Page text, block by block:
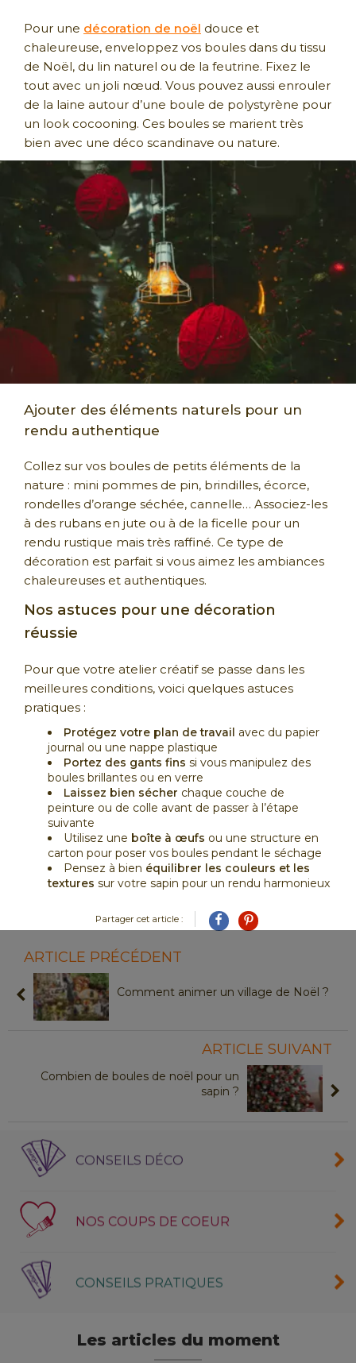
Pour une décoration de noël douce et
chaleureuse, enveloppez vos boules dans du tissu
de Noël, du lin naturel ou de la feutrine. Fixez le
tout avec un joli nœud. Vous pouvez aussi enrouler
de la laine autour d’une boule de polystyrène pour
un look cocooning. Ces boules se marient très
bien avec une déco scandinave ou nature.
Ajouter des éléments naturels pour un
rendu authentique
Collez sur vos boules de petits éléments de la
nature : mini pommes de pin, brindilles, écorce,
rondelles d’orange séchée, cannelle… Associez-les
à des rubans en jute ou à de la ficelle pour un
rendu rustique mais très raffiné. Ce type de
décoration est parfait si vous aimez les ambiances
chaleureuses et authentiques.
Nos astuces pour une décoration
réussie
Pour que votre atelier créatif se passe dans les
meilleures conditions, voici quelques astuces
pratiques :
Protégez votre plan de travail avec du papier
journal ou une nappe plastique
Portez des gants fins si vous manipulez des
boules brillantes ou en verre
Laissez bien sécher chaque couche de
peinture ou de colle avant de passer à l’étape
suivante
Utilisez une boîte à œufs ou une structure en
carton pour poser vos boules pendant le séchage
Pensez à bien équilibrer les couleurs et les
textures sur votre sapin pour un rendu harmonieux
Partager cet article :
ARTICLE PRÉCÉDENT
Comment animer un village de Noël ?
ARTICLE SUIVANT
Combien de boules de noël pour un
sapin ?
CONSEILS DÉCO
NOS COUPS DE COEUR
CONSEILS PRATIQUES
Les articles du moment